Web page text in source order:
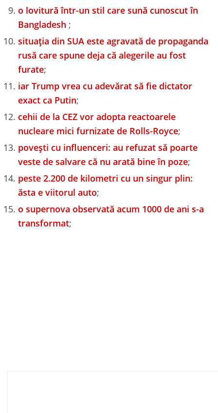
o lovitură într-un stil care sună cunoscut în
Bangladesh ;
situația din SUA este agravată de propaganda
rusă care spune deja că alegerile au fost
furate;
iar Trump vrea cu adevărat să fie dictator
exact ca Putin;
cehii de la CEZ vor adopta reactoarele
nucleare mici furnizate de Rolls-Royce;
povești cu influenceri: au refuzat să poarte
veste de salvare că nu arată bine în poze;
peste 2.200 de kilometri cu un singur plin:
ăsta e viitorul auto;
o supernova observată acum 1000 de ani s-a
transformat;